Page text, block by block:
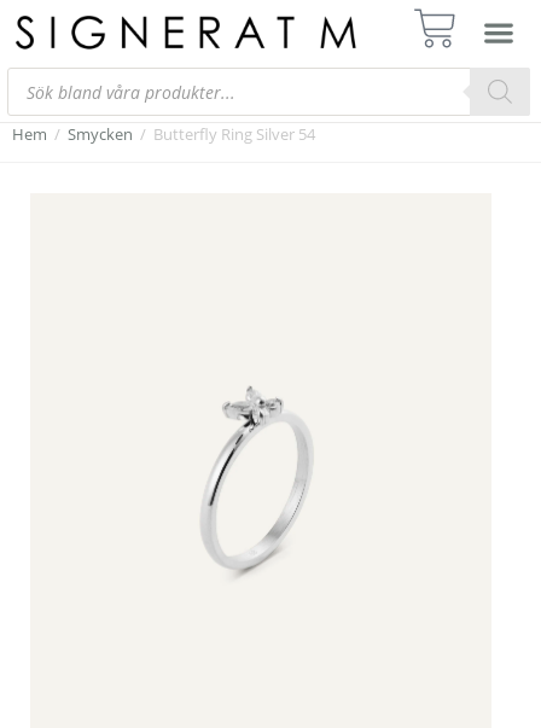
Hem / Smycken / Butterfly Ring Silver 54